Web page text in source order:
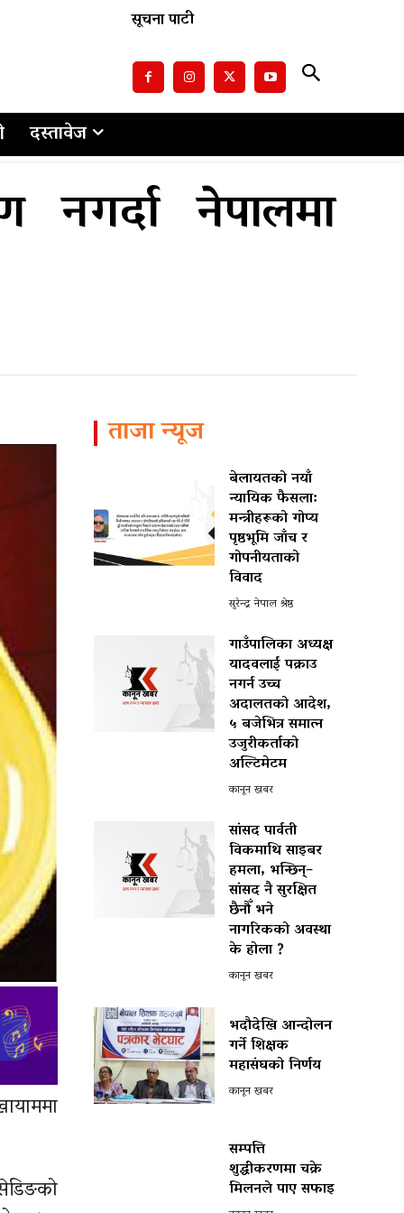
सूचना पाटी
दस्तावेज
नेपालमा
ताजा न्यूज
बेलायतको नयाँ
न्यायिक फैसला:
मन्त्रीहरूको गोप्य
पृष्ठभूमि जाँच र
गोपनीयताको
विवाद
सुरेन्द्र नेपाल श्रेष्ठ
गाउँपालिका अध्यक्ष
यादवलाई पक्राउ
नगर्न उच्च
अदालतको आदेश,
५ बजेभित्र समात्न
उजुरीकर्ताको
अल्टिमेटम
कानून खबर
सांसद पार्वती
विकमाथि साइबर
हमला, भन्छिन्–
सांसद नै सुरक्षित
छैनौँ भने
नागरिकको अवस्था
के होला ?
कानून खबर
भदौदेखि आन्दोलन
गर्ने शिक्षक
महासंघको निर्णय
कानून खबर
सम्पत्ति
शुद्धीकरणमा चक्रे
मिलनले पाए सफाइ